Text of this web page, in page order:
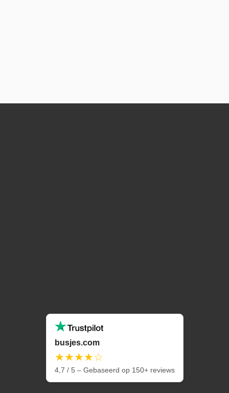
busjes.com
★★★★☆
4,7 / 5 – Gebaseerd op 150+ reviews